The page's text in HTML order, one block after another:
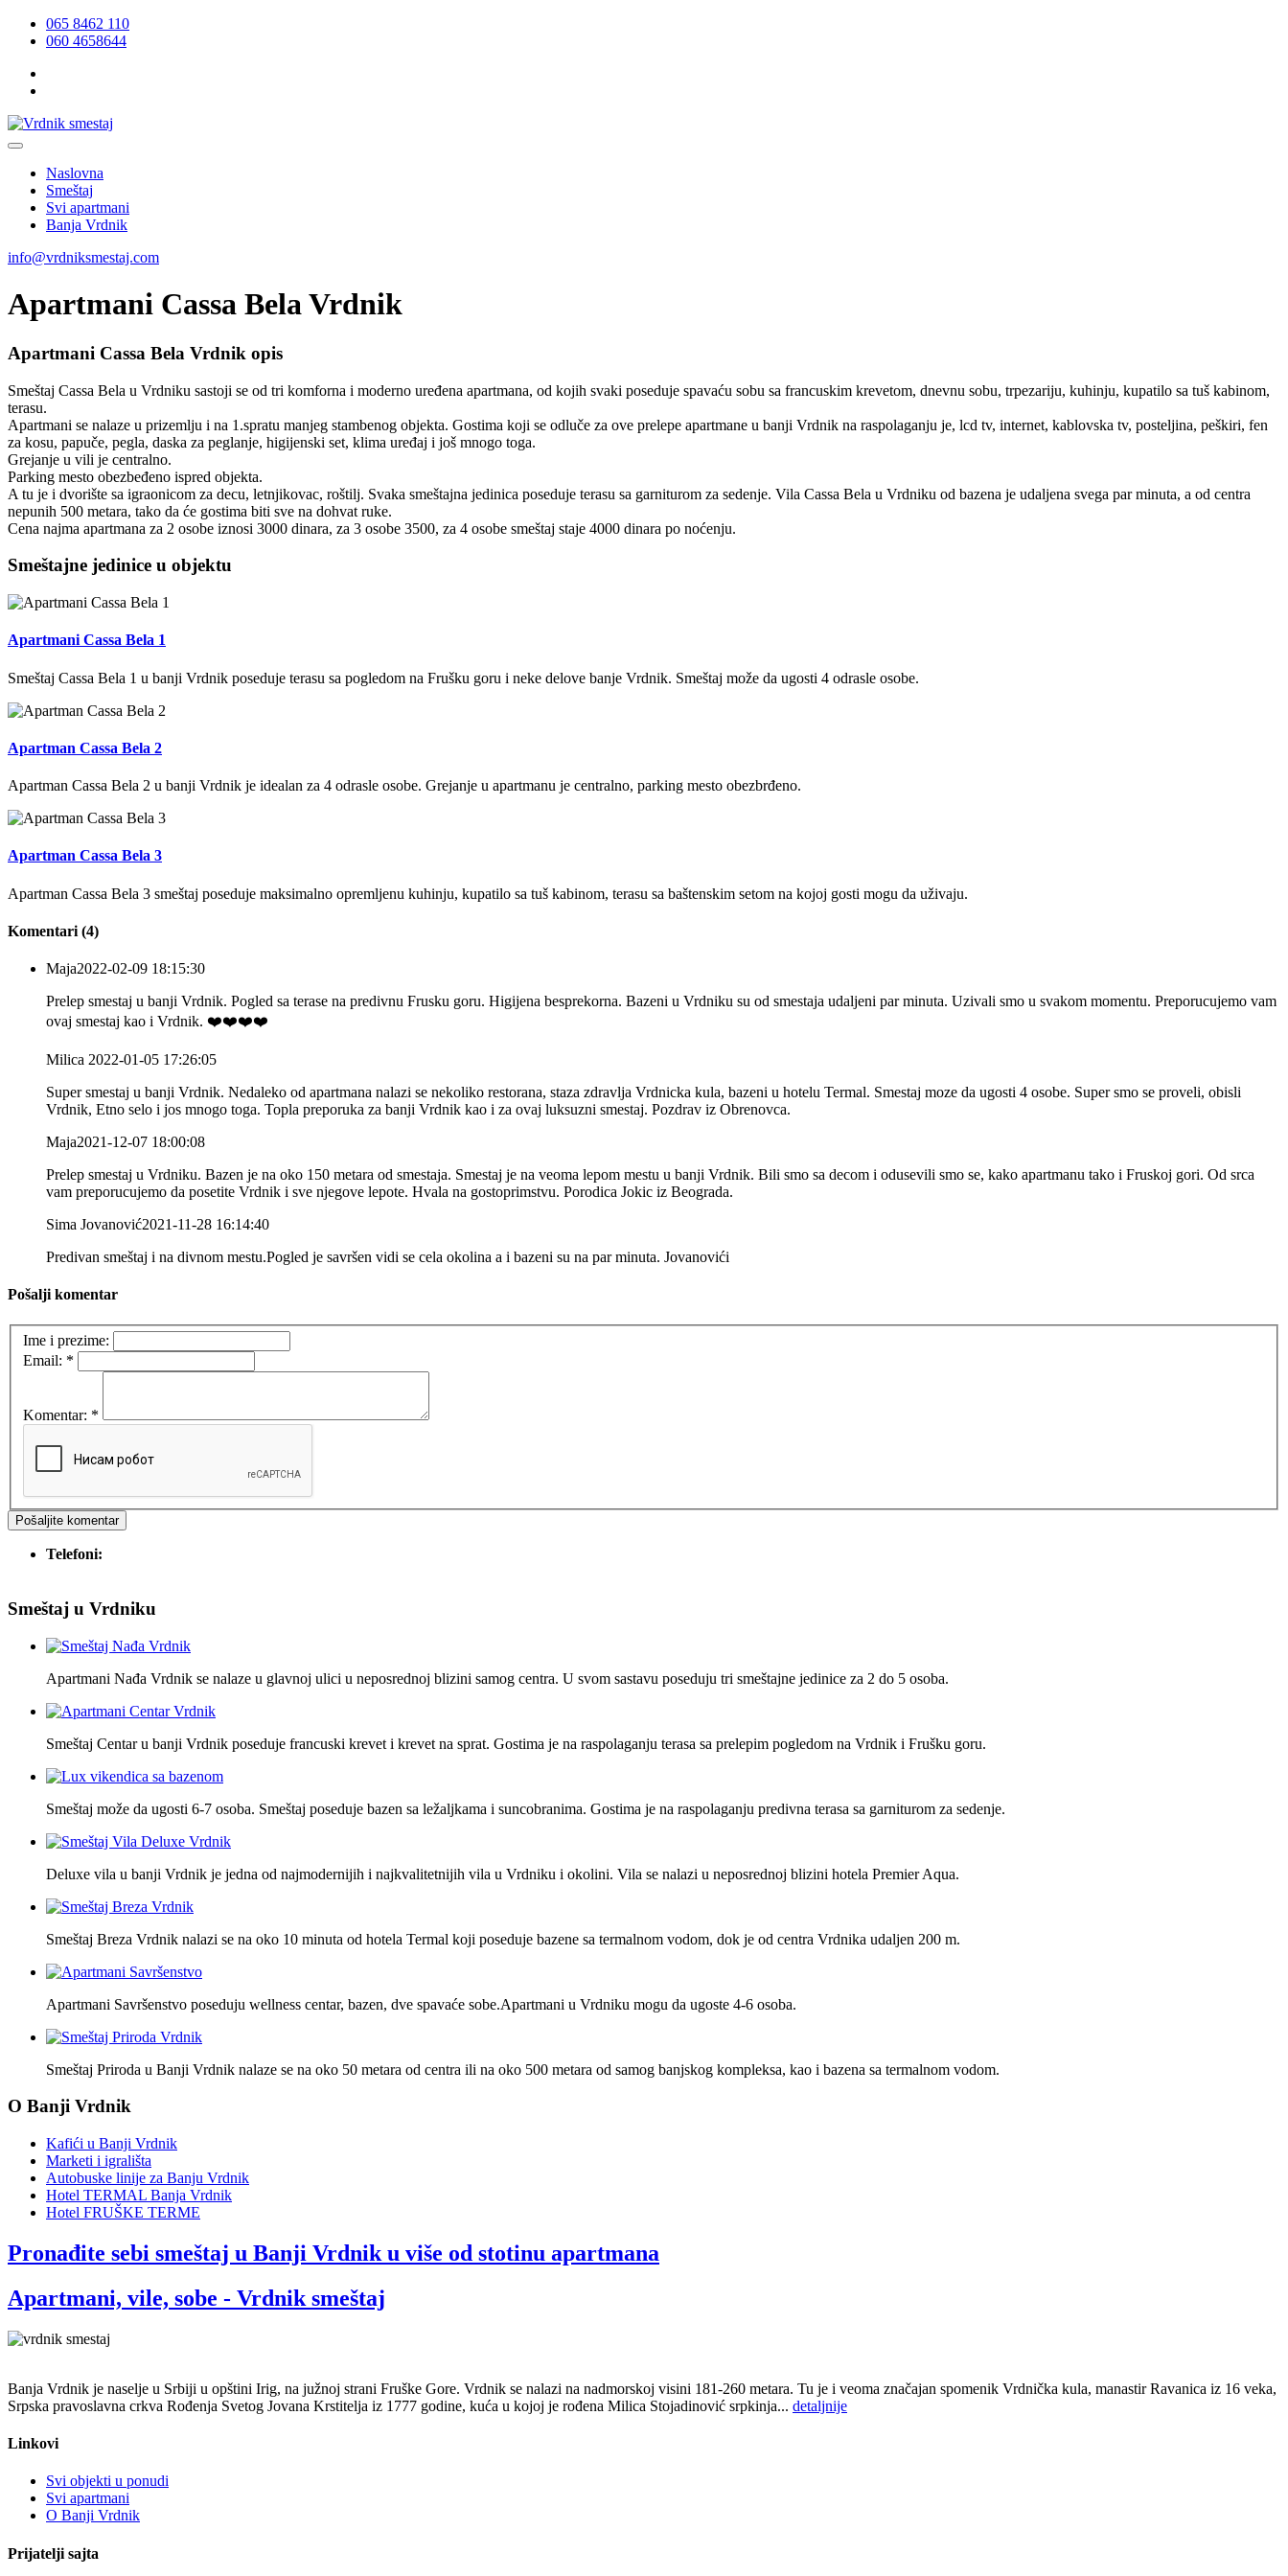
065 8462 110
060 4658644
Naslovna
Smeštaj
Svi apartmani
Banja Vrdnik
info@vrdniksmestaj.com
Apartmani Cassa Bela Vrdnik
Apartmani Cassa Bela Vrdnik opis
Smeštaj Cassa Bela u Vrdniku sastoji se od tri komforna i moderno uređena apartmana, od kojih svaki poseduje spavaću sobu sa francuskim krevetom, dnevnu sobu, trpezariju, kuhinju, kupatilo sa tuš kabinom,
terasu.
Apartmani se nalaze u prizemlju i na 1.spratu manjeg stambenog objekta. Gostima koji se odluče za ove prelepe apartmane u banji Vrdnik na raspolaganju je, lcd tv, internet, kablovska tv, posteljina, peškiri, fen
za kosu, papuče, pegla, daska za peglanje, higijenski set, klima uređaj i još mnogo toga.
Grejanje u vili je centralno.
Parking mesto obezbeđeno ispred objekta.
A tu je i dvorište sa igraonicom za decu, letnjikovac, roštilj. Svaka smeštajna jedinica poseduje terasu sa garniturom za sedenje. Vila Cassa Bela u Vrdniku od bazena je udaljena svega par minuta, a od centra
nepunih 500 metara, tako da će gostima biti sve na dohvat ruke.
Cena najma apartmana za 2 osobe iznosi 3000 dinara, za 3 osobe 3500, za 4 osobe smeštaj staje 4000 dinara po noćenju.
Smeštajne jedinice u objektu
Apartmani Cassa Bela 1
Smeštaj Cassa Bela 1 u banji Vrdnik poseduje terasu sa pogledom na Frušku goru i neke delove banje Vrdnik. Smeštaj može da ugosti 4 odrasle osobe.
Apartman Cassa Bela 2
Apartman Cassa Bela 2 u banji Vrdnik je idealan za 4 odrasle osobe. Grejanje u apartmanu je centralno, parking mesto obezbrđeno.
Apartman Cassa Bela 3
Apartman Cassa Bela 3 smeštaj poseduje maksimalno opremljenu kuhinju, kupatilo sa tuš kabinom, terasu sa baštenskim setom na kojoj gosti mogu da uživaju.
Komentari (4)
Maja2022-02-09 18:15:30
Prelep smestaj u banji Vrdnik. Pogled sa terase na predivnu Frusku goru. Higijena besprekorna. Bazeni u Vrdniku su od smestaja udaljeni par minuta. Uzivali smo u svakom momentu. Preporucujemo vam
ovaj smestaj kao i Vrdnik. ❤️❤️❤️❤️
Milica 2022-01-05 17:26:05
Super smestaj u banji Vrdnik. Nedaleko od apartmana nalazi se nekoliko restorana, staza zdravlja Vrdnicka kula, bazeni u hotelu Termal. Smestaj moze da ugosti 4 osobe. Super smo se proveli, obisli
Vrdnik, Etno selo i jos mnogo toga. Topla preporuka za banji Vrdnik kao i za ovaj luksuzni smestaj. Pozdrav iz Obrenovca.
Maja2021-12-07 18:00:08
Prelep smestaj u Vrdniku. Bazen je na oko 150 metara od smestaja. Smestaj je na veoma lepom mestu u banji Vrdnik. Bili smo sa decom i odusevili smo se, kako apartmanu tako i Fruskoj gori. Od srca
vam preporucujemo da posetite Vrdnik i sve njegove lepote. Hvala na gostoprimstvu. Porodica Jokic iz Beograda.
Sima Jovanović2021-11-28 16:14:40
Predivan smeštaj i na divnom mestu.Pogled je savršen vidi se cela okolina a i bazeni su na par minuta. Jovanovići
Pošalji komentar
Ime i prezime:
Email: *
Komentar: *
Telefoni:
Smeštaj u Vrdniku
Apartmani Nađa Vrdnik se nalaze u glavnoj ulici u neposrednoj blizini samog centra. U svom sastavu poseduju tri smeštajne jedinice za 2 do 5 osoba.
Smeštaj Centar u banji Vrdnik poseduje francuski krevet i krevet na sprat. Gostima je na raspolaganju terasa sa prelepim pogledom na Vrdnik i Frušku goru.
Smeštaj može da ugosti 6-7 osoba. Smeštaj poseduje bazen sa ležaljkama i suncobranima. Gostima je na raspolaganju predivna terasa sa garniturom za sedenje.
Deluxe vila u banji Vrdnik je jedna od najmodernijih i najkvalitetnijih vila u Vrdniku i okolini. Vila se nalazi u neposrednoj blizini hotela Premier Aqua.
Smeštaj Breza Vrdnik nalazi se na oko 10 minuta od hotela Termal koji poseduje bazene sa termalnom vodom, dok je od centra Vrdnika udaljen 200 m.
Apartmani Savršenstvo poseduju wellness centar, bazen, dve spavaće sobe.Apartmani u Vrdniku mogu da ugoste 4-6 osoba.
Smeštaj Priroda u Banji Vrdnik nalaze se na oko 50 metara od centra ili na oko 500 metara od samog banjskog kompleksa, kao i bazena sa termalnom vodom.
O Banji Vrdnik
Kafići u Banji Vrdnik
Marketi i igrališta
Autobuske linije za Banju Vrdnik
Hotel TERMAL Banja Vrdnik
Hotel FRUŠKE TERME
Pronađite sebi smeštaj u Banji Vrdnik u više od stotinu apartmana
Apartmani, vile, sobe - Vrdnik smeštaj
Banja Vrdnik je naselje u Srbiji u opštini Irig, na južnoj strani Fruške Gore. Vrdnik se nalazi na nadmorskoj visini 181-260 metara. Tu je i veoma značajan spomenik Vrdnička kula, manastir Ravanica iz 16 veka,
Srpska pravoslavna crkva Rođenja Svetog Jovana Krstitelja iz 1777 godine, kuća u kojoj je rođena Milica Stojadinović srpkinja... detaljnije
Linkovi
Svi objekti u ponudi
Svi apartmani
O Banji Vrdnik
Prijatelji sajta